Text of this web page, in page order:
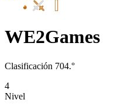
WE2Games
Clasificación 704.°
4
Nivel